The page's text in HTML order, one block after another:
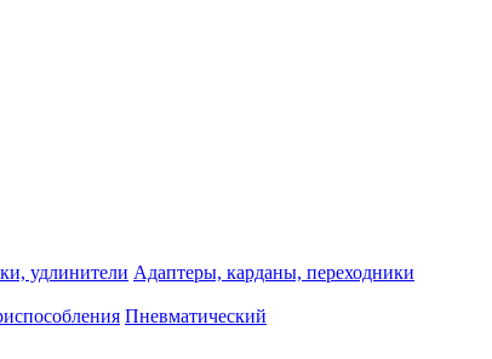
удлинители Адаптеры, карданы, переходники
Пневматический